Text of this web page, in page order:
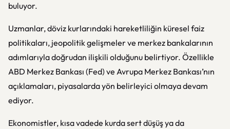
buluyor.
Uzmanlar, döviz kurlarındaki hareketliliğin küresel faiz
politikaları, jeopolitik gelişmeler ve merkez bankalarının
adımlarıyla doğrudan ilişkili olduğunu belirtiyor. Özellikle
ABD Merkez Bankası (Fed) ve Avrupa Merkez Bankası’nın
açıklamaları, piyasalarda yön belirleyici olmaya devam
ediyor.
Ekonomistler, kısa vadede kurda sert düşüş ya da